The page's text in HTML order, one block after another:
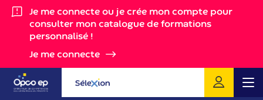
Je me connecte ou je crée mon compte pour
consulter mon catalogue de formations
personnalisé !
Je me connecte
Gestion des cookies